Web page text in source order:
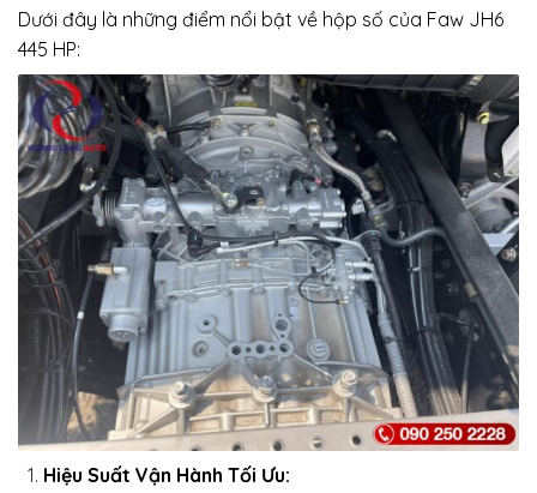
Dưới đây là những điểm nổi bật về hộp số của Faw JH6
445 HP:
Hiệu Suất Vận Hành Tối Ưu: